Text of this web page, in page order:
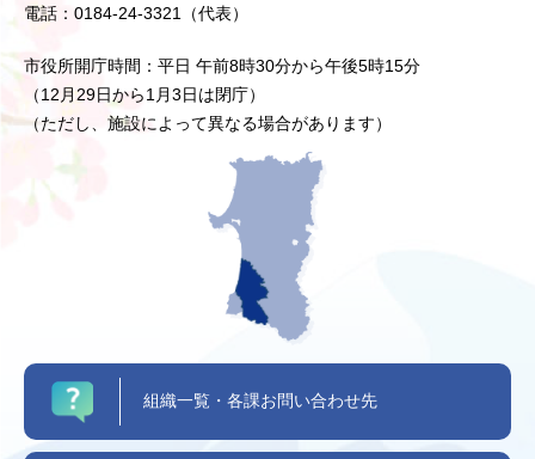
電話：0184-24-3321（代表）
市役所開庁時間：平日 午前8時30分から午後5時15分
（12月29日から1月3日は閉庁）
（ただし、施設によって異なる場合があります）
組織一覧・各課お問い合わせ先